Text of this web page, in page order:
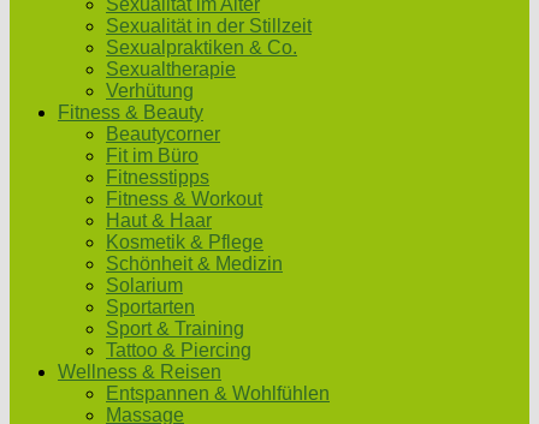
Sexualität im Alter
Sexualität in der Stillzeit
Sexualpraktiken & Co.
Sexualtherapie
Verhütung
Fitness & Beauty
Beautycorner
Fit im Büro
Fitnesstipps
Fitness & Workout
Haut & Haar
Kosmetik & Pflege
Schönheit & Medizin
Solarium
Sportarten
Sport & Training
Tattoo & Piercing
Wellness & Reisen
Entspannen & Wohlfühlen
Massage